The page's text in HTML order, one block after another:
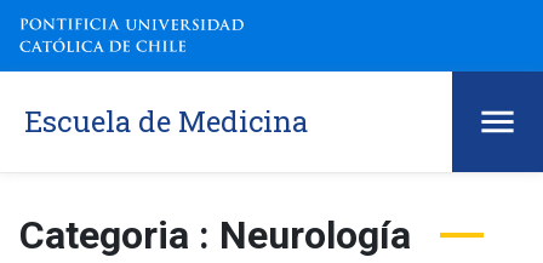
Escuela de Medicina
Categoria : Neurología